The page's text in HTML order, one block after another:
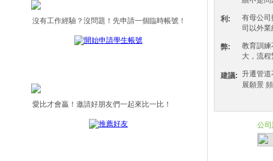
沒有工作經驗？沒問題！先申請一個臨時帳號！
愛比才會贏！邀請好朋友們一起來比一比！
利:
有母公司
司以外業
弊:
教育訓練
大，流程
建議: 升遷管道
展願景
公